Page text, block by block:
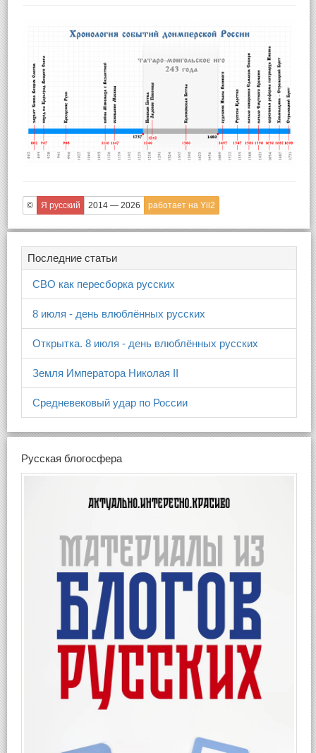
© Я русский 2014 — 2026 работает на Yii2
Последние статьи
СВО как пересборка русских
8 июля - день влюблённых русских
Открытка. 8 июля - день влюблённых русских
Земля Императора Николая II
Средневековый удар по России
Русская блогосфера